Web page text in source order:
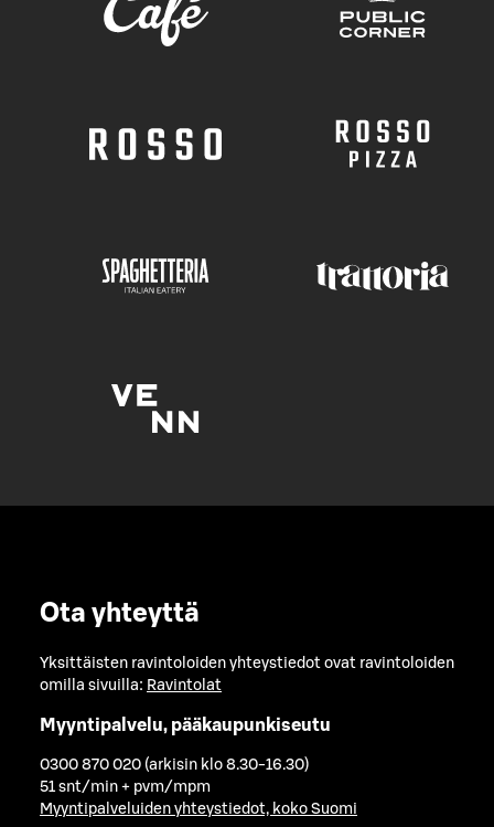
Ota yhteyttä
Yksittäisten ravintoloiden yhteystiedot ovat ravintoloiden
omilla sivuilla: Ravintolat
Myyntipalvelu, pääkaupunkiseutu
0300 870 020 (arkisin klo 8.30-16.30)
51 snt/min + pvm/mpm
Myyntipalveluiden yhteystiedot, koko Suomi